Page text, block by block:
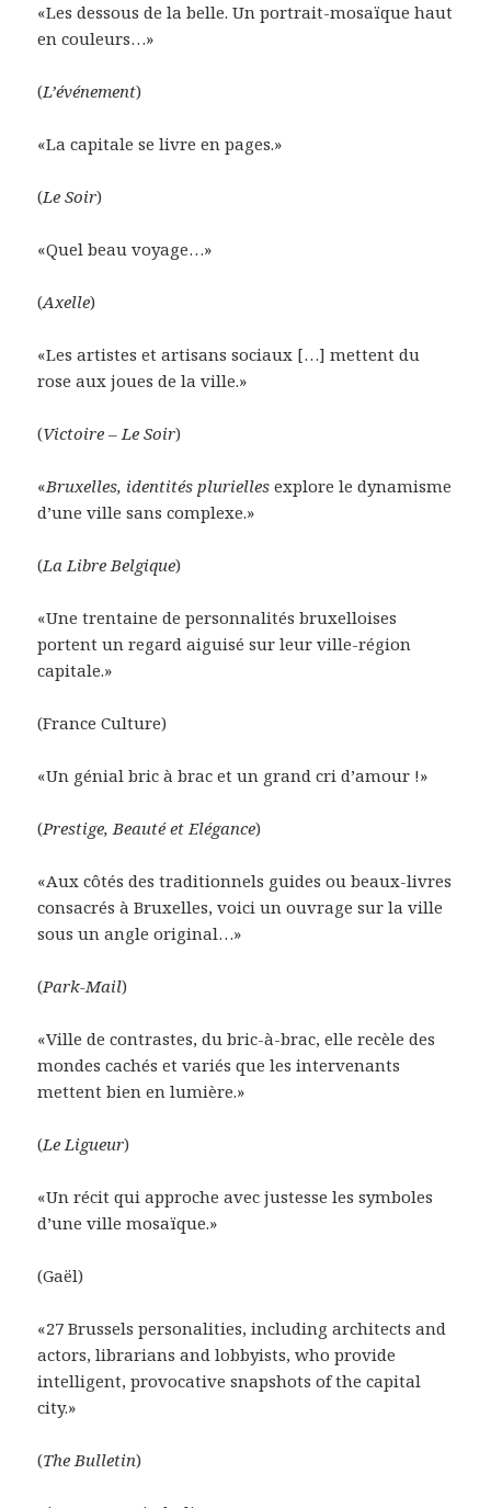
«Les dessous de la belle. Un portrait-mosaïque haut
en couleurs…»
(L’événement)
«La capitale se livre en pages.»
(Le Soir)
«Quel beau voyage…»
(Axelle)
«Les artistes et artisans sociaux […] mettent du
rose aux joues de la ville.»
(Victoire –Le Soir)
«Bruxelles, identités plurielles explore le dynamisme
d’une ville sans complexe.»
(La Libre Belgique)
«Une trentaine de personnalités bruxelloises
portent un regard aiguisé sur leur ville-région
capitale.»
(France Culture)
«Un génial bric à brac et un grand cri d’amour !»
(Prestige, Beauté et Elégance)
«Aux côtés des traditionnels guides ou beaux-livres
consacrés à Bruxelles, voici un ouvrage sur la ville
sous un angle original…»
(Park-Mail)
«Ville de contrastes, du bric-à-brac, elle recèle des
mondes cachés et variés que les intervenants
mettent bien en lumière.»
(Le Ligueur)
«Un récit qui approche avec justesse les symboles
d’une ville mosaïque.»
(Gaël)
«27 Brussels personalities, including architects and
actors, librarians and lobbyists, who provide
intelligent, provocative snapshots of the capital
city.»
(The Bulletin)